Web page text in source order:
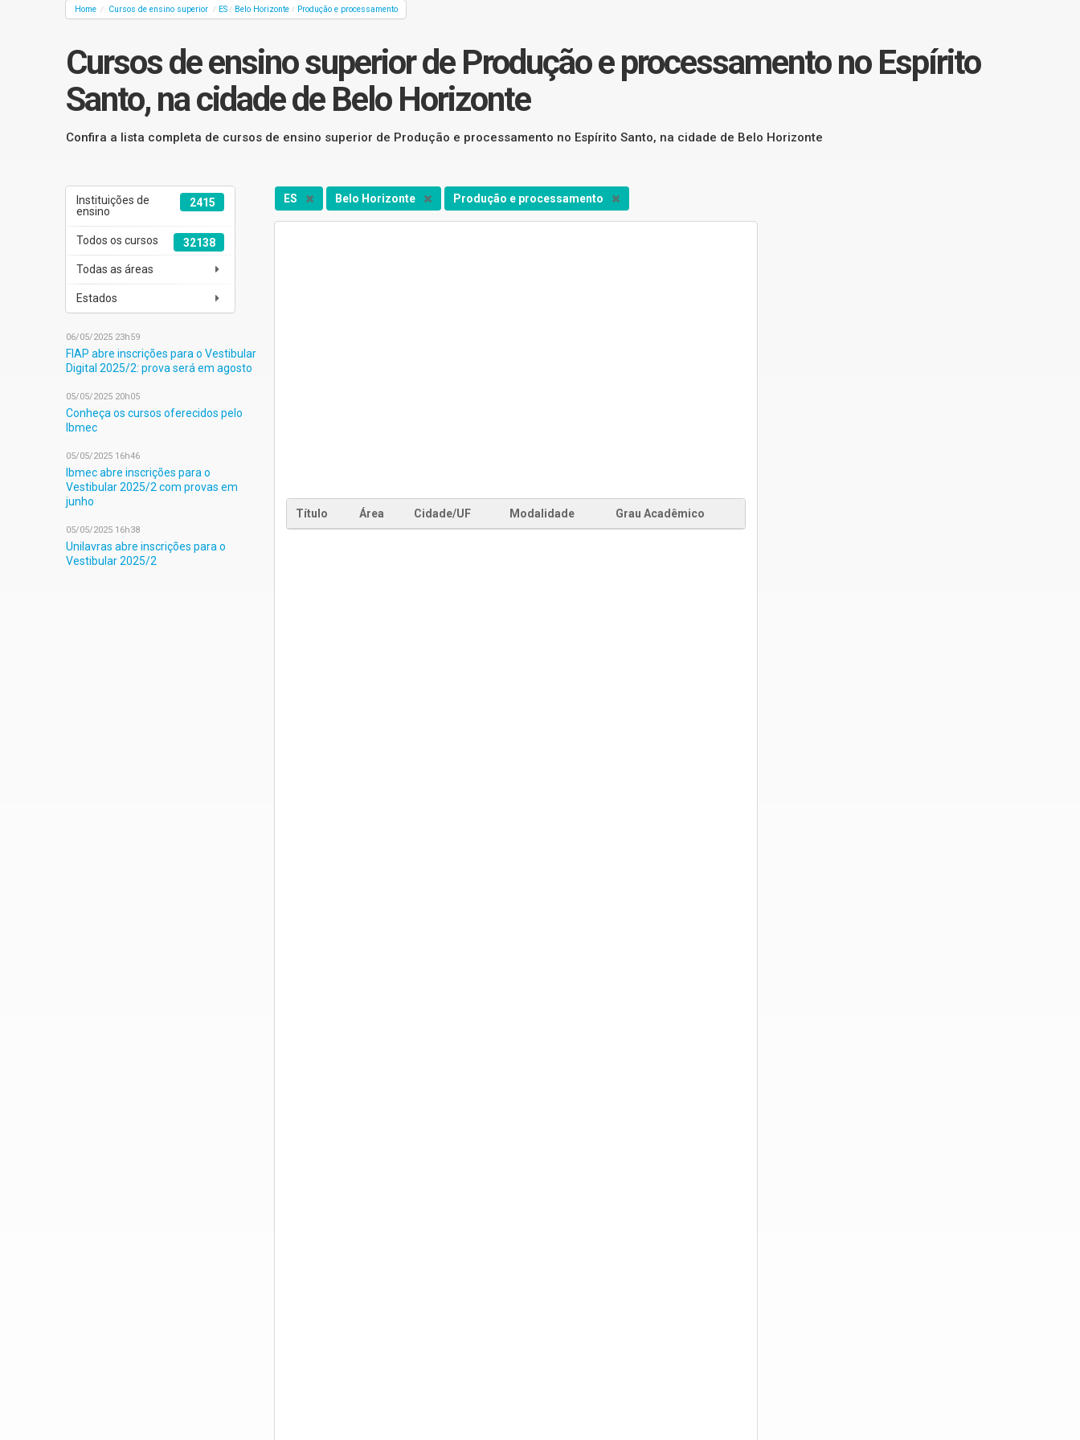
Home / Cursos de ensino superior / ES / Belo Horizonte / Produção e processamento
Cursos de ensino superior de Produção e processamento no Espírito
Santo, na cidade de Belo Horizonte
Confira a lista completa de cursos de ensino superior de Produção e processamento no Espírito Santo, na cidade de Belo Horizonte
2415
Instituições de
ensino
32138
Todos os cursos
Todas as áreas
Estados
06/05/2025 23h59
FIAP abre inscrições para o Vestibular
Digital 2025/2: prova será em agosto
05/05/2025 20h05
Conheça os cursos oferecidos pelo
Ibmec
05/05/2025 16h46
Ibmec abre inscrições para o
Vestibular 2025/2 com provas em
junho
05/05/2025 16h38
Unilavras abre inscrições para o
Vestibular 2025/2
ES Belo Horizonte Produção e processamento
Título Área Cidade/UF Modalidade Grau Acadêmico